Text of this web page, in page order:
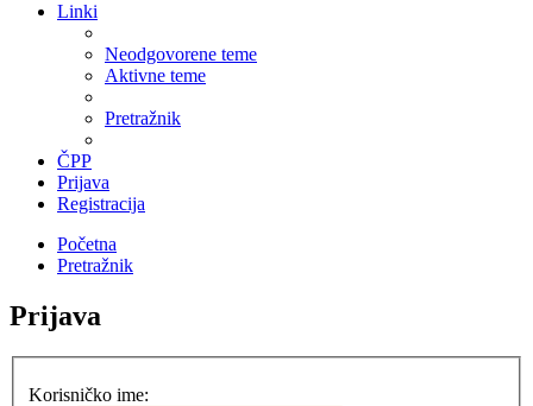
Linki
Neodgovorene teme
Aktivne teme
Pretražnik
ČPP
Prijava
Registracija
Početna
Pretražnik
Prijava
Korisničko ime: